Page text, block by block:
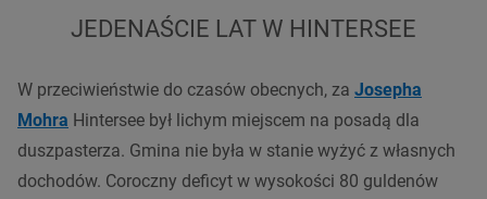
JEDENAŚCIE LAT W HINTERSEE
W przeciwieństwie do czasów obecnych, za Josepha
Mohra Hintersee był lichym miejscem na posadą dla
duszpasterza. Gmina nie była w stanie wyżyć z własnych
dochodów. Coroczny deficyt w wysokości 80 guldenów